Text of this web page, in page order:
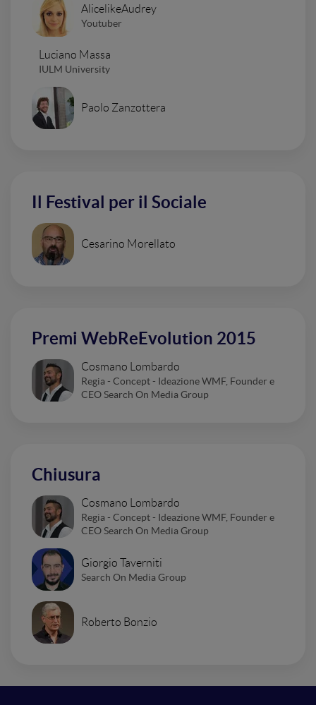
AlicelikeAudrey
Youtuber
Luciano Massa
IULM University
Paolo Zanzottera
Il Festival per il Sociale
Cesarino Morellato
Premi WebReEvolution 2015
Cosmano Lombardo
Regia - Concept - Ideazione WMF, Founder e
CEO Search On Media Group
Chiusura
Cosmano Lombardo
Regia - Concept - Ideazione WMF, Founder e
CEO Search On Media Group
Giorgio Taverniti
Search On Media Group
Roberto Bonzio